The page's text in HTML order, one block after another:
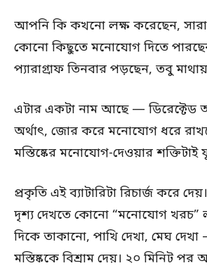
আপনি কি কখনো লক্ষ করেছেন,
কোনো কিছুতে মনোযোগ দিতে
প্যারাগ্রাফ তিনবার পড়ছেন, তবু
এটার একটা নাম আছে — ডিরেক্টেড
অর্থাৎ, জোর করে মনোযোগ ধরে
মস্তিষ্কের মনোযোগ-দেওয়ার শক্তিটাই
প্রকৃতি এই ব্যাটারিটা রিচার্জ করে
দৃশ্য দেখতে কোনো “মনোযোগ খরচ”
দিকে তাকানো, পাখি দেখা, মেঘ
মস্তিষ্ককে বিশ্রাম দেয়। ২০ মিনিট